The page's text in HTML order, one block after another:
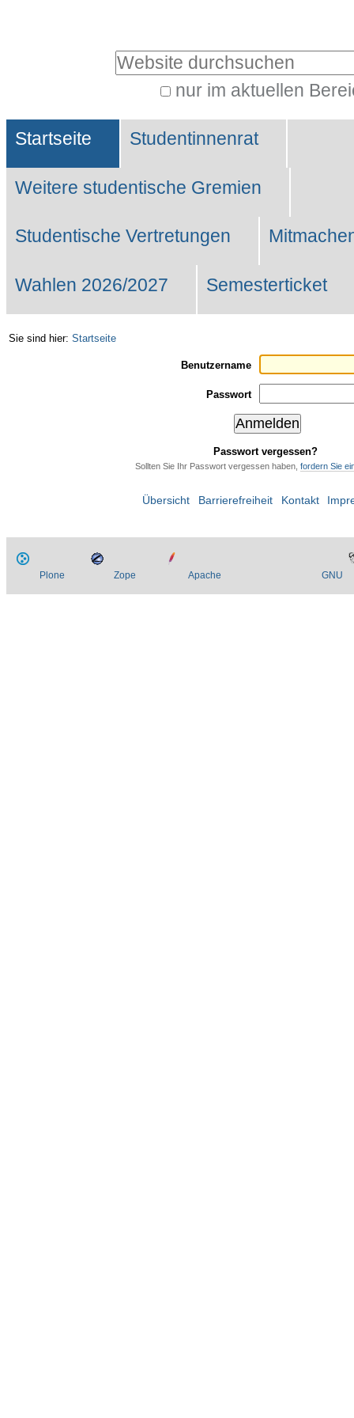
Website durchsuchen
nur im aktuellen
Suche…
Sektionen
Startseite Studentinnenrat
Weitere studentische Gremien
Studentische Vertretungen
Wahlen 2026/2027 Semesterticket
Sie sind hier: Startseite
Benutzername
Passwort
Passwort vergessen?
Sollten Sie Ihr Passwort vergessen haben, fordern Sie
Übersicht Barrierefreiheit Kontakt
Plone Zope Apache GNU